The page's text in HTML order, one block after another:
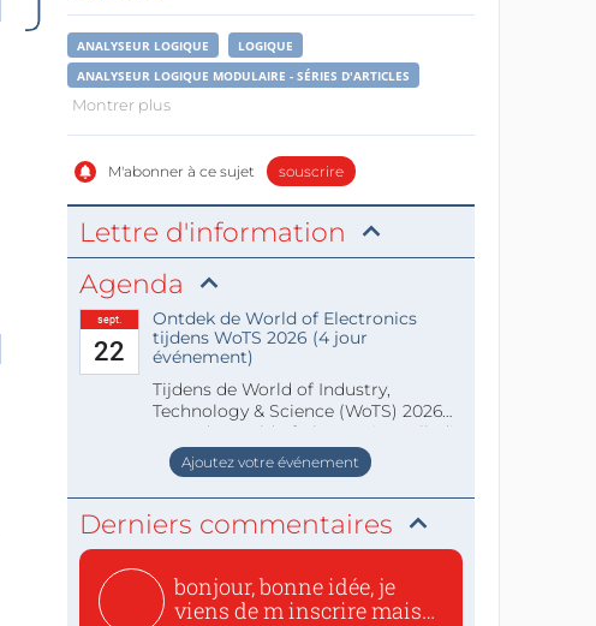
ANALYSEUR LOGIQUE
LOGIQUE
ANALYSEUR LOGIQUE MODULAIRE - SÉRIES D'ARTICLES
Montrer plus
M'abonner à ce sujet souscrire
Lettre d'information
Agenda
sept.
22
Ontdek de World of Electronics
tijdens WoTS 2026 (4 jour
événement)
Tijdens de World of Industry,
Technology & Science (WoTS) 2026
staat de World of Electronics volledi
Ajoutez votre événement
Derniers commentaires
bonjour, bonne idée, je
viens de m inscrire mais